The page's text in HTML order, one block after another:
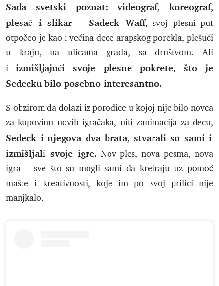
Sada svetski poznat: videograf, koreograf,
plesač i slikar – Sadeck Waff,svoj plesni put
otpočeo je kao i većina dece arapskog porekla, plešući
u kraju, na ulicama grada, sa društvom. Ali
i izmišljajući svoje plesne pokrete, što je
Sedecku bilo posebno interesantno.
S obzirom da dolazi iz porodice u kojoj nije bilo novca
za kupovinu novih igračaka, niti zanimacija za decu,
Sedeck i njegova dva brata, stvarali su sami i
izmišljali svoje igre.Nov ples, nova pesma, nova
igra – sve što su mogli sami da kreiraju uz pomoć
mašte i kreativnosti, koje im po svoj prilici nije
manjkalo.